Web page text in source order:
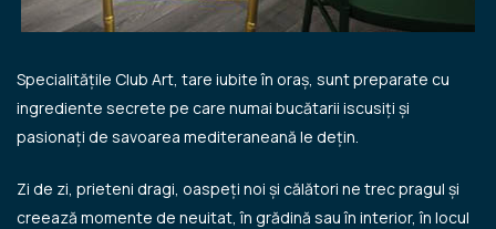
Specialitățile Club Art, tare iubite în oraș, sunt preparate cu
ingrediente secrete pe care numai bucătarii iscusiți și
pasionați de savoarea mediteraneană le dețin.
Zi de zi, prieteni dragi, oaspeți noi și călători ne trec pragul și
creează momente de neuitat, în grădină sau în interior, în locul